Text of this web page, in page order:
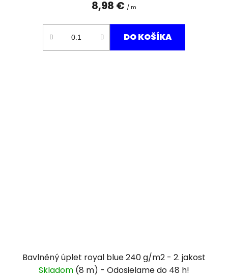
8,98 € / m
DO KOŠÍKA
Bavlněný úplet royal blue 240 g/m2 - 2. jakost
Skladom (8 m)